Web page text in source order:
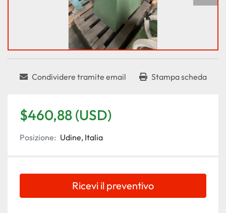
Condividere tramite email Stampa scheda
$460,88 (USD)
Posizione: Udine, Italia
Ricevi il preventivo